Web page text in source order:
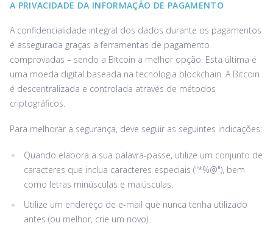
A PRIVACIDADE DA INFORMAÇÃO DE PAGAMENTO
A confidencialidade integral dos dados durante os pagamentos
é assegurada graças a ferramentas de pagamento
comprovadas – sendo a Bitcoin a melhor opção. Esta última é
uma moeda digital baseada na tecnologia blockchain. A Bitcoin
é descentralizada e controlada através de métodos
criptográficos.
Para melhorar a segurança, deve seguir as seguintes indicações:
Quando elabora a sua palavra-passe, utilize um conjunto de
caracteres que inclua caracteres especiais ("*%@"), bem
como letras minúsculas e maiúsculas.
Utilize um endereço de e-mail que nunca tenha utilizado
antes (ou melhor, crie um novo).